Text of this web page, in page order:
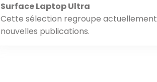
Surface Laptop Ultra
Cette sélection regroupe
nouvelles publications.